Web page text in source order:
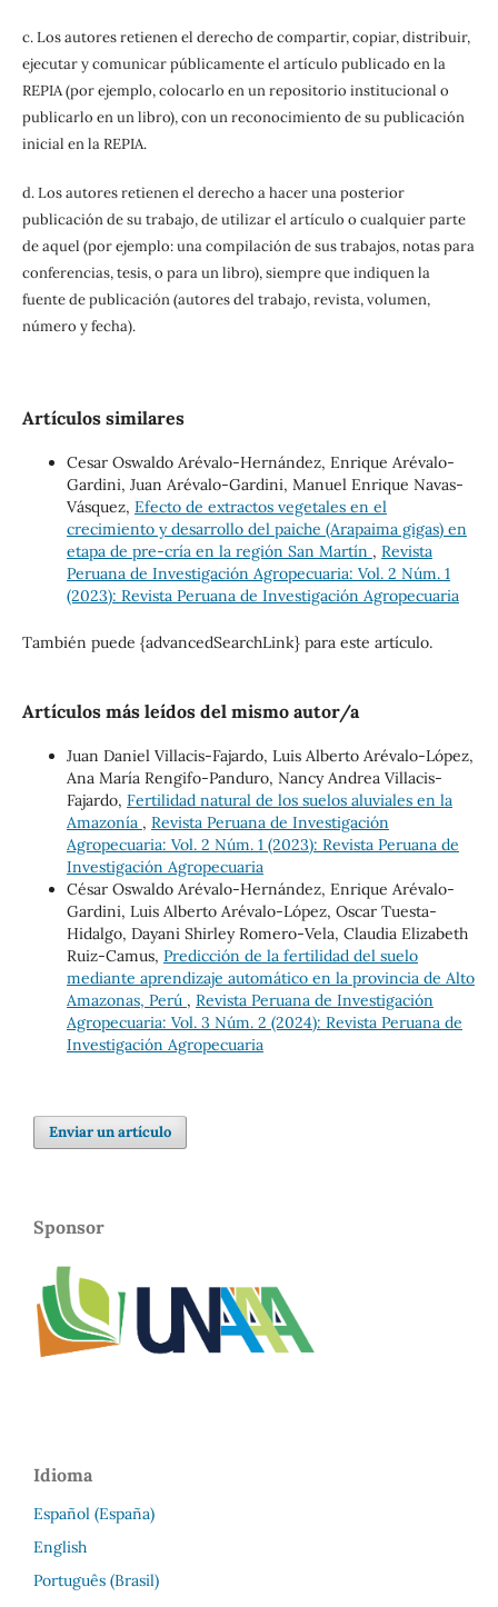
c. Los autores retienen el derecho de compartir, copiar, distribuir,
ejecutar y comunicar públicamente el artículo publicado en la
REPIA (por ejemplo, colocarlo en un repositorio institucional o
publicarlo en un libro), con un reconocimiento de su publicación
inicial en la REPIA.
d. Los autores retienen el derecho a hacer una posterior
publicación de su trabajo, de utilizar el artículo o cualquier parte
de aquel (por ejemplo: una compilación de sus trabajos, notas para
conferencias, tesis, o para un libro), siempre que indiquen la
fuente de publicación (autores del trabajo, revista, volumen,
número y fecha).
Artículos similares
Cesar Oswaldo Arévalo-Hernández, Enrique Arévalo-
Gardini, Juan Arévalo-Gardini, Manuel Enrique Navas-
Vásquez, Efecto de extractos vegetales en el
crecimiento y desarrollo del paiche (Arapaima gigas) en
etapa de pre-cría en la región San Martín , Revista
Peruana de Investigación Agropecuaria: Vol. 2 Núm. 1
(2023): Revista Peruana de Investigación Agropecuaria
También puede {advancedSearchLink} para este artículo.
Artículos más leídos del mismo autor/a
Juan Daniel Villacis-Fajardo, Luis Alberto Arévalo-López,
Ana María Rengifo-Panduro, Nancy Andrea Villacis-
Fajardo, Fertilidad natural de los suelos aluviales en la
Amazonía , Revista Peruana de Investigación
Agropecuaria: Vol. 2 Núm. 1 (2023): Revista Peruana de
Investigación Agropecuaria
César Oswaldo Arévalo-Hernández, Enrique Arévalo-
Gardini, Luis Alberto Arévalo-López, Oscar Tuesta-
Hidalgo, Dayani Shirley Romero-Vela, Claudia Elizabeth
Ruiz-Camus, Predicción de la fertilidad del suelo
mediante aprendizaje automático en la provincia de Alto
Amazonas, Perú , Revista Peruana de Investigación
Agropecuaria: Vol. 3 Núm. 2 (2024): Revista Peruana de
Investigación Agropecuaria
Enviar un artículo
Sponsor
Idioma
Español (España)
English
Português (Brasil)